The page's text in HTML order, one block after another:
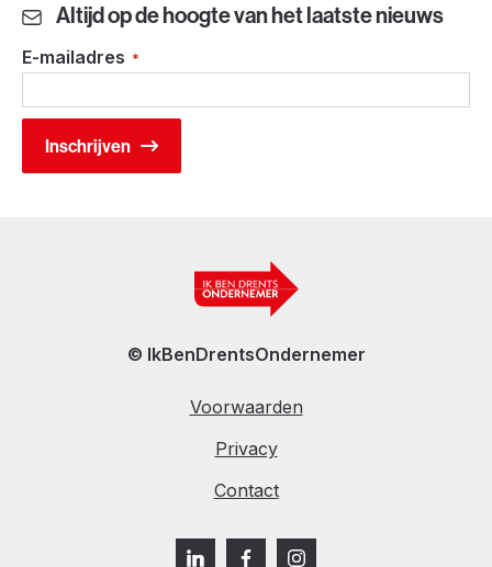
Altijd op de hoogte van het laatste nieuws
E-mailadres *
© IkBenDrentsOndernemer
Voorwaarden
Privacy
Contact